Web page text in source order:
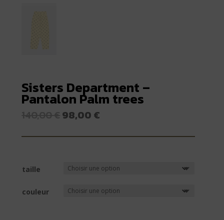
Sisters Department –
Pantalon Palm trees
Le
initial
98,00 €
actuel
taille
couleur